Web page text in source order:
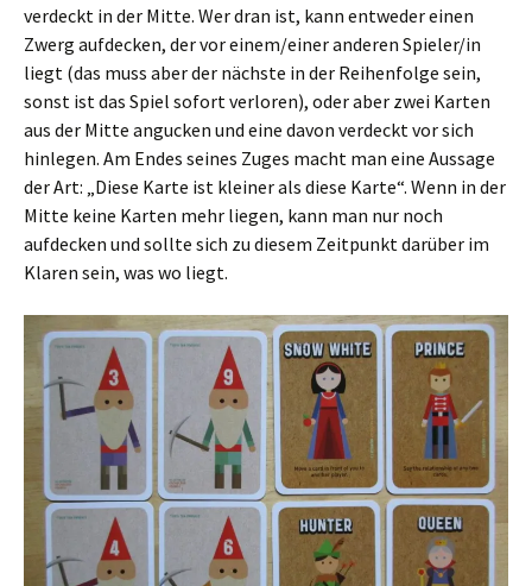
verdeckt in der Mitte. Wer dran ist, kann entweder einen
Zwerg aufdecken, der vor einem/einer anderen Spieler/in
liegt (das muss aber der nächste in der Reihenfolge sein,
sonst ist das Spiel sofort verloren), oder aber zwei Karten
aus der Mitte angucken und eine davon verdeckt vor sich
hinlegen. Am Endes seines Zuges macht man eine Aussage
der Art: „Diese Karte ist kleiner als diese Karte“. Wenn in der
Mitte keine Karten mehr liegen, kann man nur noch
aufdecken und sollte sich zu diesem Zeitpunkt darüber im
Klaren sein, was wo liegt.